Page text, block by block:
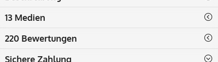
13 Medien
220 Bewertungen
Sichere Zahlung